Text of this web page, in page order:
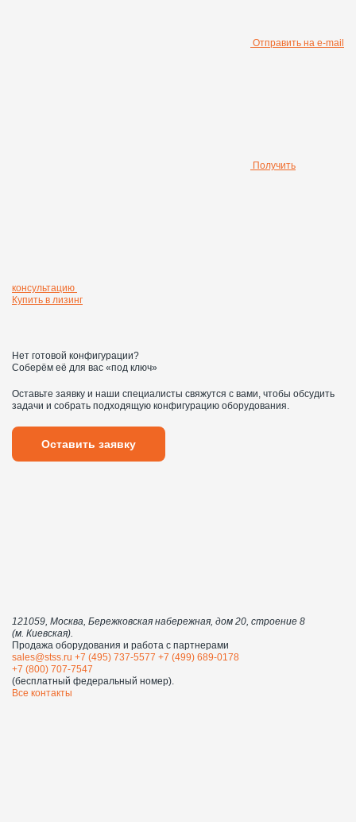
Отправить на e-mail
Получить
консультацию
Купить в лизинг
Нет готовой конфигурации?
Соберём её для вас «под ключ»
Оставьте заявку и наши специалисты свяжутся с вами, чтобы обсудить
задачи и собрать подходящую конфигурацию оборудования.
Оставить заявку
121059, Москва, Бережковская набережная, дом 20, строение 8
(м. Киевская).
Продажа оборудования и работа с партнерами
sales@stss.ru +7 (495) 737-5577 +7 (499) 689-0178
+7 (800) 707-7547
(бесплатный федеральный номер).
Все контакты